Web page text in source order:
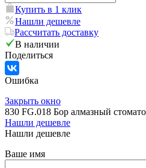
Купить в 1 клик
Нашли дешевле
Рассчитать доставку
В наличии
Поделиться
Ошибка
Закрыть окно
830 FG.018 Бор алмазный
Нашли дешевле
Нашли дешевле
Ваше имя